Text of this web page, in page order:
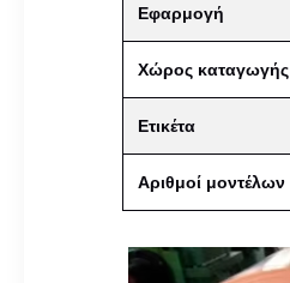
Εφαρμογή
Χώρος καταγωγής
Ετικέτα
Αριθμοί μοντέλων